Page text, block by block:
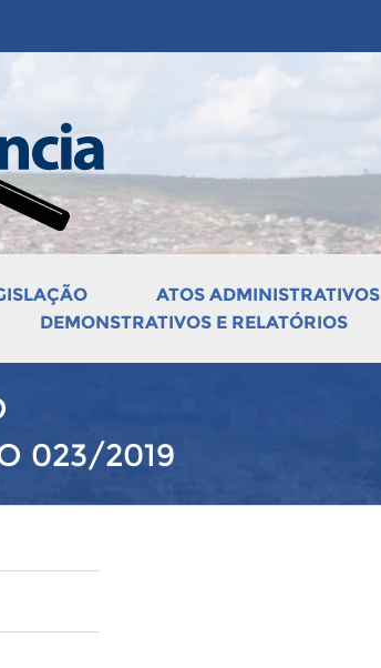
ATOS ADMINISTRATIVOS
DEMONSTRATIVOS E RELATÓRIOS
023/2019